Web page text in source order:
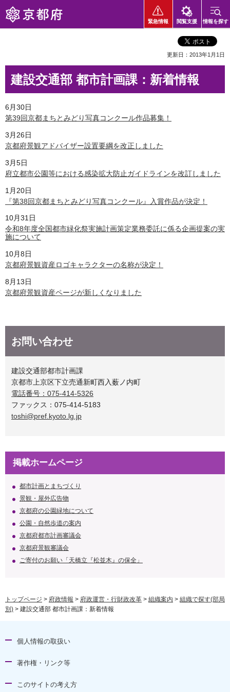
京都府
緊急情報 閲覧支援 情報を探す
更新日：2013年1月1日
建設交通部 都市計画課：新着情報
6月30日
第39回京都まちとみどり写真コンクール作品募集！
3月26日
京都府景観アドバイザー設置要綱を改正しました
3月5日
府立都市公園等における感染拡大防止ガイドラインを改訂しました
1月20日
『第38回京都まちとみどり写真コンクール』入賞作品が決定！
10月31日
令和8年度全国都市緑化祭実施計画策定業務委託に係る企画提案の実
施について
10月8日
京都府景観資産ロゴキャラクターの名称が決定！
8月13日
京都府景観資産ページが新しくなりました
お問い合わせ
建設交通部都市計画課
京都市上京区下立売通新町西入薮ノ内町
電話番号：075-414-5326
ファックス：075-414-5183
toshi@pref.kyoto.lg.jp
掲載ホームページ
都市計画とまちづくり
景観・屋外広告物
京都府の公園緑地について
公園・自然歩道の案内
京都府都市計画審議会
京都府景観審議会
ご寄付のお願い「天橋立『松並木』の保全」
トップページ > 府政情報 > 府政運営・行財政改革 > 組織案内 > 組織で探す(部局
別) > 建設交通部 都市計画課：新着情報
個人情報の取扱い
著作権・リンク等
このサイトの考え方